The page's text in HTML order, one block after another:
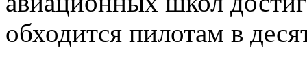
обходится пилотам в